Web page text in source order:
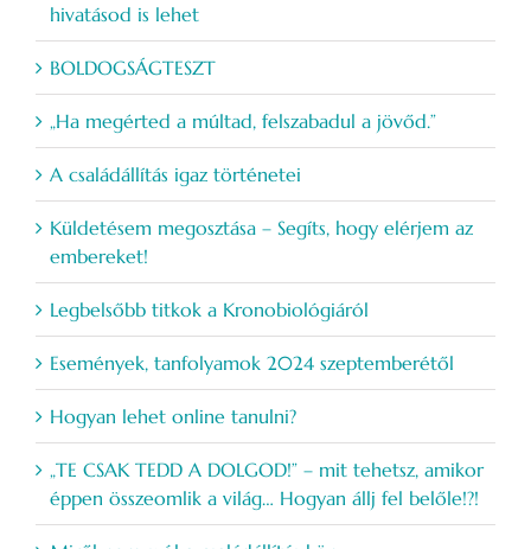
hivatásod is lehet
BOLDOGSÁGTESZT
„Ha megérted a múltad, felszabadul a jövőd.”
A családállítás igaz történetei
Küldetésem megosztása – Segíts, hogy elérjem az
embereket!
Legbelsőbb titkok a Kronobiológiáról
Események, tanfolyamok 2024 szeptemberétől
Hogyan lehet online tanulni?
„TE CSAK TEDD A DOLGOD!” – mit tehetsz, amikor
éppen összeomlik a világ… Hogyan állj fel belőle!?!